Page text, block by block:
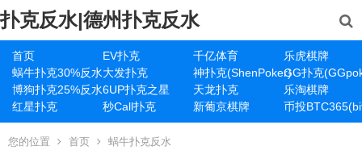
扑克反水|德州扑克反水
首页 EV扑克 千亿体育
乐虎棋牌
蜗牛扑克30%反水大发扑克 神扑克(ShenPoker)GG扑克
博狗扑克25%反水6UP扑克之星 天龙扑克
乐淘棋牌
红星扑克
秒Call扑克 新葡京棋牌 币投
您的位置 首页 蜗牛扑克反水